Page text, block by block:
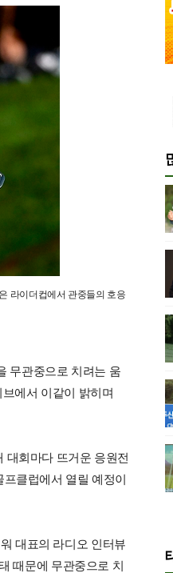
라이더컵에서 관중들의 호응
무관중으로 치려는 움
에서 이같이 밝히며
대회마다 뜨거운 응원전
클럽에서 열릴 예정이
대표의 라디오 인터뷰
때문에 무관중으로 치